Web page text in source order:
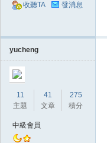
收聽TA 發消息
yucheng
11
主題
41
文章
275
積分
中級會員